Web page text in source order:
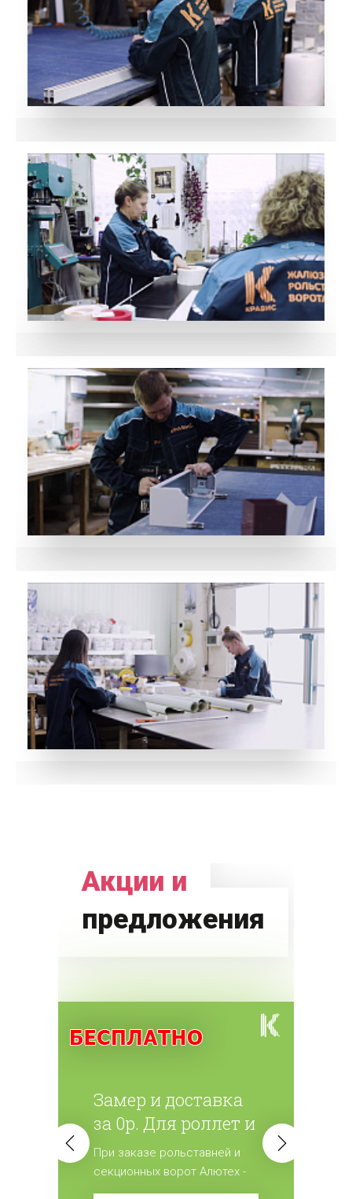
Акции и
предложения
Замер и доставка
за 0р. Для роллет и
ворот
(секционных)
При заказе рольставней и
секционных ворот Алютех -
мы дарим замер и доставку